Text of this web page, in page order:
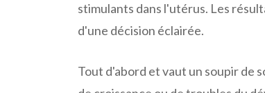
stimulants dans l'utérus. Les
d'une décision éclairée.
Tout d'abord et vaut un soupir de